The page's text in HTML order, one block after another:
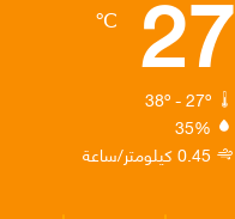
ق
ر
ا
ر
ا
℃
38º - 27º
35%
0.45 كيلومتر/ساعة